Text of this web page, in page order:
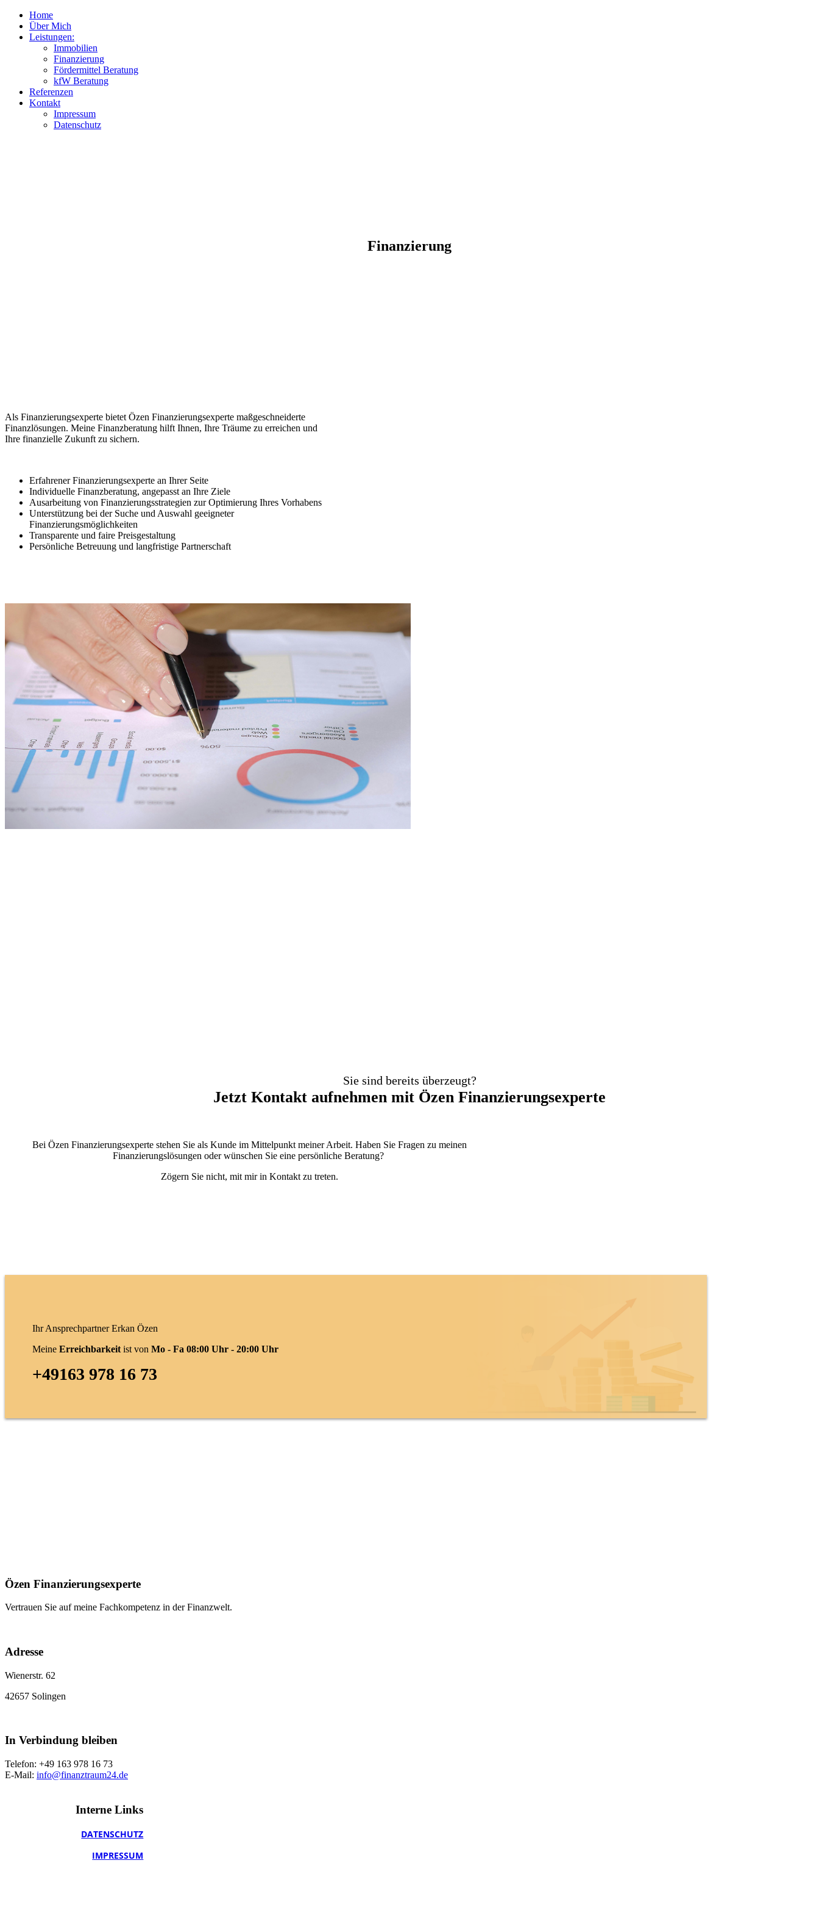
Home
Über Mich
Leistungen:
Immobilien
Finanzierung
Fördermittel Beratung
kfW Beratung
Referenzen
Kontakt
Impressum
Datenschutz
Finanzierung
Als Finanzierungsexperte bietet Özen Finanzierungsexperte maßgeschneiderte
Finanzlösungen. Meine Finanzberatung hilft Ihnen, Ihre Träume zu erreichen und
Ihre finanzielle Zukunft zu sichern.
Erfahrener Finanzierungsexperte an Ihrer Seite
Individuelle Finanzberatung, angepasst an Ihre Ziele
Ausarbeitung von Finanzierungsstrategien zur Optimierung Ihres Vorhabens
Unterstützung bei der Suche und Auswahl geeigneter
Finanzierungsmöglichkeiten
Transparente und faire Preisgestaltung
Persönliche Betreuung und langfristige Partnerschaft
Sie sind bereits überzeugt?
Jetzt Kontakt aufnehmen mit Özen Finanzierungsexperte
Bei Özen Finanzierungsexperte stehen Sie als Kunde im Mittelpunkt meiner Arbeit. Haben Sie Fragen zu meinen
Finanzierungslösungen oder wünschen Sie eine persönliche Beratung?
Zögern Sie nicht, mit mir in Kontakt zu treten.
Ihr Ansprechpartner Erkan Özen
Meine Erreichbarkeit ist von Mo - Fa 08:00 Uhr - 20:00 Uhr
+49163 978 16 73
Özen Finanzierungsexperte
Vertrauen Sie auf meine Fachkompetenz in der Finanzwelt.
Adresse
Wienerstr. 62
42657 Solingen
In Verbindung bleiben
Telefon: +49 163 978 16 73
E-Mail: info@finanztraum24.de
Interne Links
DATEN­SCHUTZ
IMPRESSUM